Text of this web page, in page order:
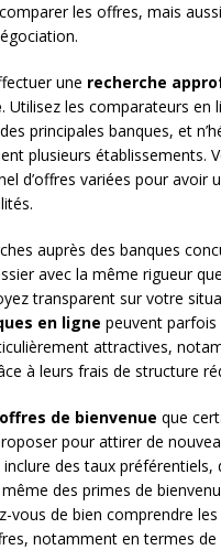
les offres, mais
une recherche
. Utilisez les comparateurs en
principales banques, et
plusieurs établissements.
d’offres variées pour avoir
auprès des banques
avec la même rigueur
transparent sur votre
en ligne peuvent
attractives,
à leurs frais de structure
offres de bienvenue que
pour attirer de
des taux préférentiels,
des primes de
vous de bien comprendre
notamment en termes de